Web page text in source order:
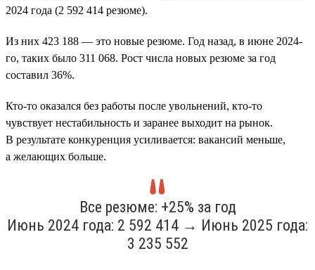
2024 года (2 592 414 резюме).
Из них 423 188 — это новые резюме. Год назад, в июне 2024-
го, таких было 311 068. Рост числа новых резюме за год
составил 36%.
Кто-то оказался без работы после увольнений, кто-то
чувствует нестабильность и заранее выходит на рынок.
В результате конкуренция усиливается: вакансий меньше,
а желающих больше.
Все резюме: +25% за год
Июнь 2024 года: 2 592 414 → Июнь 2025 года:
3 235 552